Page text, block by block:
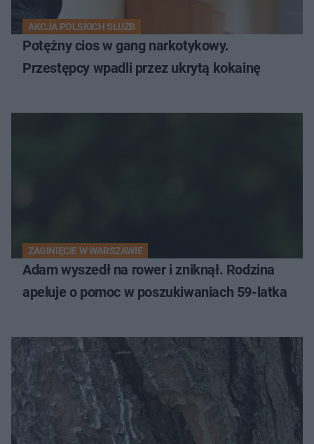
AKCJA POLSKICH SŁUŻB
Potężny cios w gang narkotykowy.
Przestępcy wpadli przez ukrytą kokainę
ZAGINIĘCIE W WARSZAWIE
Adam wyszedł na rower i zniknął. Rodzina
apeluje o pomoc w poszukiwaniach 59-latka